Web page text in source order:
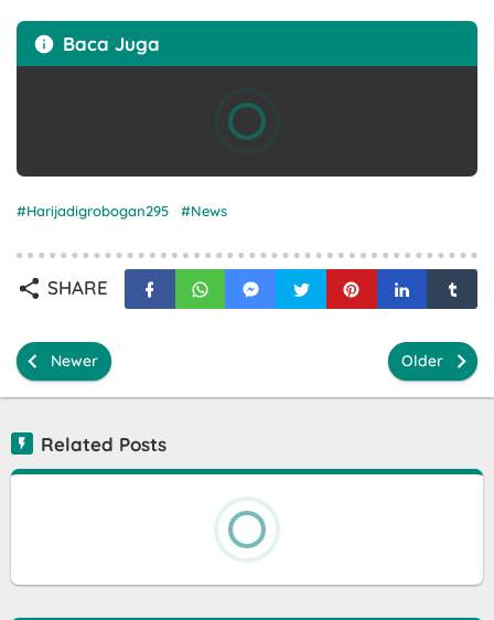
Baca Juga
Harijadigrobogan295 News
SHARE
Newer Older
Related Posts